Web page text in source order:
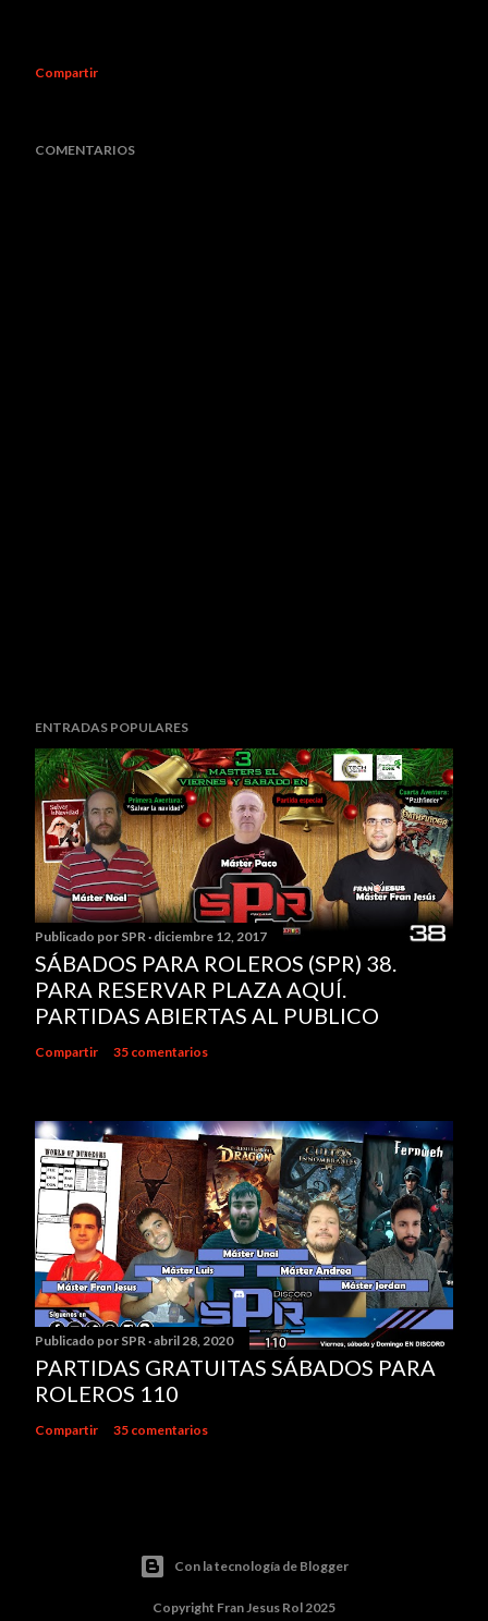
Compartir
COMENTARIOS
ENTRADAS POPULARES
Publicado por SPR diciembre 12, 2017
SÁBADOS PARA ROLEROS (SPR) 38.
PARA RESERVAR PLAZA AQUÍ.
PARTIDAS ABIERTAS AL PUBLICO
Compartir 35 comentarios
Publicado por SPR abril 28, 2020
PARTIDAS GRATUITAS SÁBADOS PARA
ROLEROS 110
Compartir 35 comentarios
Con la tecnología de Blogger
Copyright Fran Jesus Rol 2025